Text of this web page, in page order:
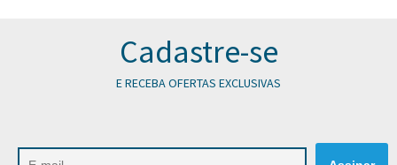
Cadastre-se
E RECEBA OFERTAS EXCLUSIVAS